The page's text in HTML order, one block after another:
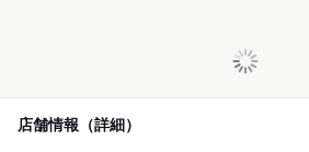
店舗情報（詳細）